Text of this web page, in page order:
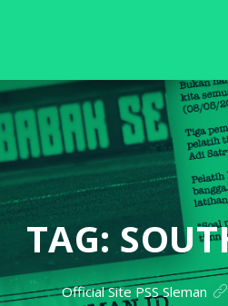
TAG:
Official Site PSS Sleman